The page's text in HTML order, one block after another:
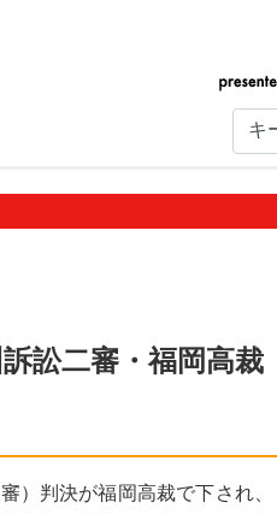
訟二審・福岡高裁
）判決が福岡高裁で下され、